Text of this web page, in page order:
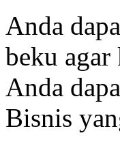
Anda
beku
Anda
Bisnis